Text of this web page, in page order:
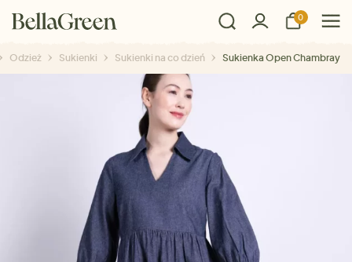
0
Odzież Sukienki Sukienki na co dzień Sukienka Open Chambray